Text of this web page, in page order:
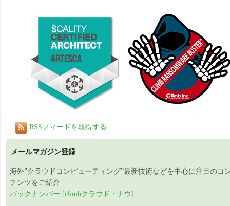
RSSフィードを取得する
メールマガジン登録
海外”クラウドコンピューティング”最新技術などを中心に注目のコ
テンツをご紹介
バックナンバー [climbクラウド・ナウ]